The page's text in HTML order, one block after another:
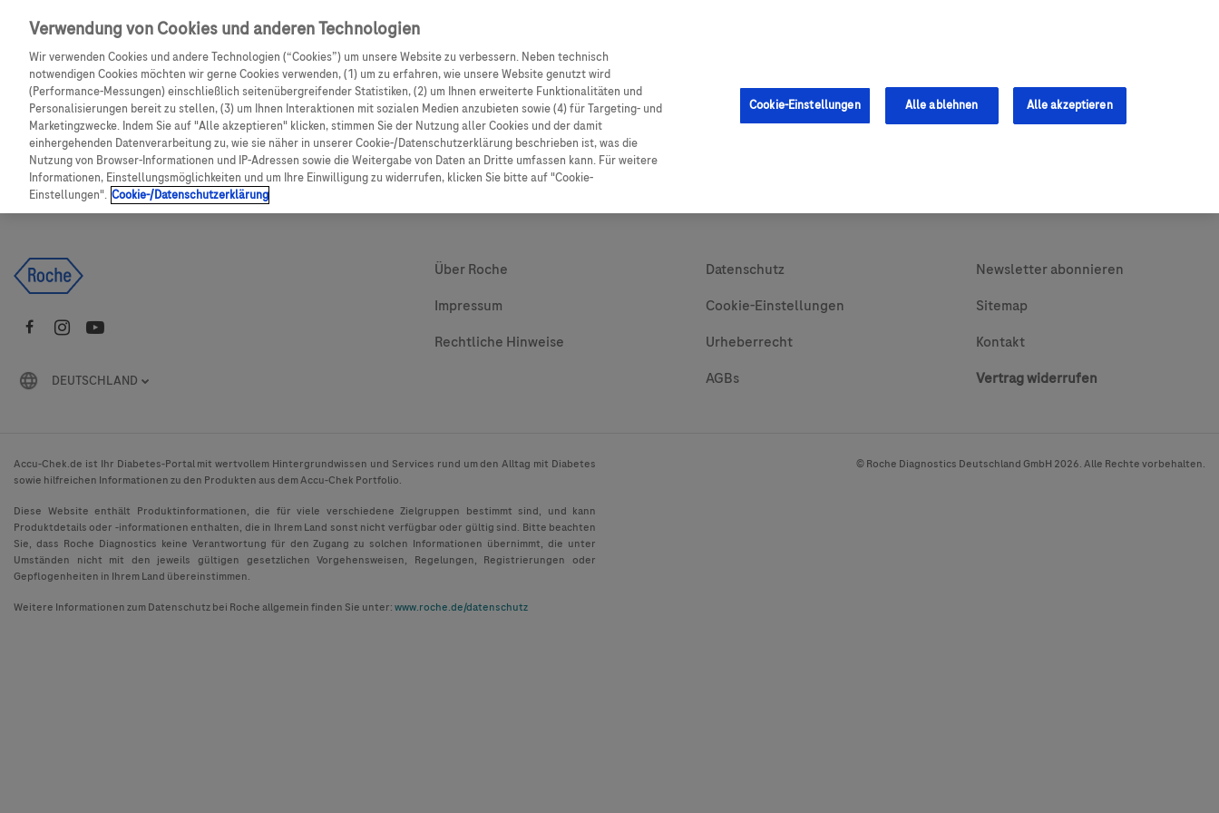
Skip to main content
CGM Testsensor bestellen CGM Sensor Produkte Ratgeber Diabetes
Produkte Artikel
Es tut uns leid, aber es gibt keine Ergebnisse für:
DEUTSCHLAND
Über Roche
Impressum
Rechtliche Hinweise
Datenschutz
Cookie-Einstellungen
Urheberrecht
AGBs
Newsletter abonnieren
Sitemap
Kontakt
Vertrag widerrufen
Accu-Chek.de ist Ihr Diabetes-Portal mit wertvollem Hintergrundwissen und Services rund um den Alltag mit Diabetes
sowie hilfreichen Informationen zu den Produkten aus dem Accu-Chek Portfolio.
Diese Website enthält Produktinformationen, die für viele verschiedene Zielgruppen bestimmt sind, und kann
Produktdetails oder -informationen enthalten, die in Ihrem Land sonst nicht verfügbar oder gültig sind. Bitte beachten
Sie, dass Roche Diagnostics keine Verantwortung für den Zugang zu solchen Informationen übernimmt, die unter
Umständen nicht mit den jeweils gültigen gesetzlichen Vorgehensweisen, Regelungen, Registrierungen oder
Gepflogenheiten in Ihrem Land übereinstimmen.
Weitere Informationen zum Datenschutz bei Roche allgemein finden Sie unter:www.roche.de/datenschutz
© Roche Diagnostics Deutschland GmbH 2026. Alle Rechte vorbehalten.
Verwendung von Cookies und anderen Technologien
Wir verwenden Cookies und andere Technologien (“Cookies”) um unsere Website zu verbessern. Neben technisch
notwendigen Cookies möchten wir gerne Cookies verwenden, (1) um zu erfahren, wie unsere Website genutzt wird
(Performance-Messungen) einschließlich seitenübergreifender Statistiken, (2) um Ihnen erweiterte Funktionalitäten und
Personalisierungen bereit zu stellen, (3) um Ihnen Interaktionen mit sozialen Medien anzubieten sowie (4) für Targeting- und
Marketingzwecke. Indem Sie auf "Alle akzeptieren" klicken, stimmen Sie der Nutzung aller Cookies und der damit
einhergehenden Datenverarbeitung zu, wie sie näher in unserer Cookie-/Datenschutzerklärung beschrieben ist, was die
Nutzung von Browser-Informationen und IP-Adressen sowie die Weitergabe von Daten an Dritte umfassen kann. Für weitere
Informationen, Einstellungsmöglichkeiten und um Ihre Einwilligung zu widerrufen, klicken Sie bitte auf "Cookie-
Einstellungen". Cookie-/Datenschutzerklärung
Cookie-Einstellungen Alle ablehnen Alle akzeptieren